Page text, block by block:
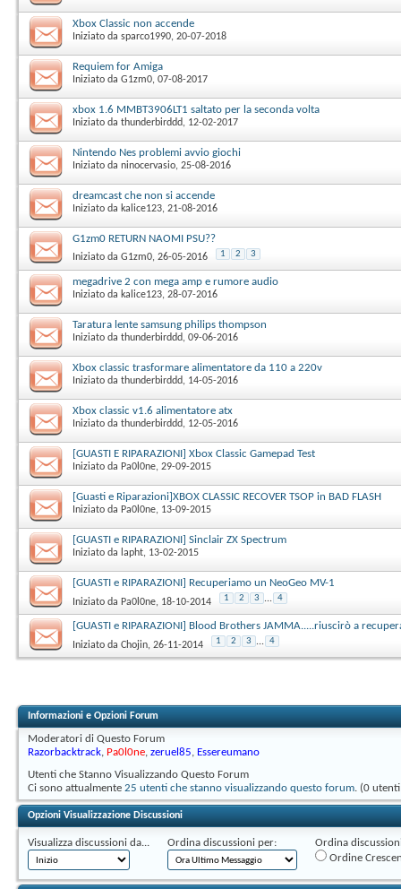
Xbox Classic non accende
Iniziato da sparco1990‎, 20-07-2018
Requiem for Amiga
Iniziato da G1zm0‎, 07-08-2017
xbox 1.6 MMBT3906LT1 saltato per la seconda volta
Iniziato da thunderbirddd‎, 12-02-2017
Nintendo Nes problemi avvio giochi
Iniziato da ninocervasio‎, 25-08-2016
dreamcast che non si accende
Iniziato da kalice123‎, 21-08-2016
G1zm0 RETURN NAOMI PSU??
Iniziato da G1zm0‎, 26-05-2016 1 2 3
megadrive 2 con mega amp e rumore audio
Iniziato da kalice123‎, 28-07-2016
Taratura lente samsung philips thompson
Iniziato da thunderbirddd‎, 09-06-2016
Xbox classic trasformare alimentatore da 110 a 220v
Iniziato da thunderbirddd‎, 14-05-2016
Xbox classic v1.6 alimentatore atx
Iniziato da thunderbirddd‎, 12-05-2016
[GUASTI E RIPARAZIONI] Xbox Classic Gamepad Test
Iniziato da Pa0l0ne‎, 29-09-2015
[Guasti e Riparazioni]XBOX CLASSIC RECOVER TSOP in BAD FLASH
Iniziato da Pa0l0ne‎, 13-09-2015
[GUASTI e RIPARAZIONI] Sinclair ZX Spectrum
Iniziato da lapht‎, 13-02-2015
[GUASTI e RIPARAZIONI] Recuperiamo un NeoGeo MV-1
Iniziato da Pa0l0ne‎, 18-10-2014 1 2 3 ... 4
[GUASTI e RIPARAZIONI] Blood Brothers JAMMA.....riuscirò a
Iniziato da Chojin‎, 26-11-2014 1 2 3 ... 4
Informazioni e Opzioni Forum
Moderatori di Questo Forum
Razorbacktrack, Pa0l0ne, zeruel85, Essereumano
Utenti che Stanno Visualizzando Questo Forum
Ci sono attualmente 25 utenti che stanno visualizzando questo forum. (0
Opzioni Visualizzazione Discussioni
Visualizza discussioni da... Ordina discussioni per:
Ordina
Ordine